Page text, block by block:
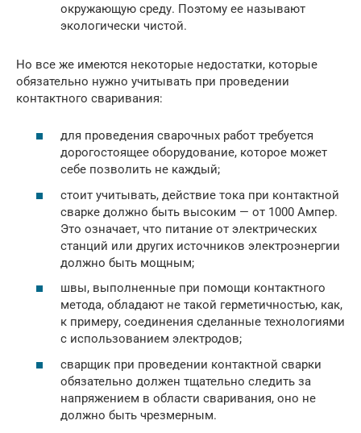
окружающую среду. Поэтому ее называют
экологически чистой.
Но все же имеются некоторые недостатки, которые
обязательно нужно учитывать при проведении
контактного сваривания:
для проведения сварочных работ требуется
дорогостоящее оборудование, которое может
себе позволить не каждый;
стоит учитывать, действие тока при контактной
сварке должно быть высоким — от 1000 Ампер.
Это означает, что питание от электрических
станций или других источников электроэнергии
должно быть мощным;
швы, выполненные при помощи контактного
метода, обладают не такой герметичностью, как,
к примеру, соединения сделанные технологиями
с использованием электродов;
сварщик при проведении контактной сварки
обязательно должен тщательно следить за
напряжением в области сваривания, оно не
должно быть чрезмерным.